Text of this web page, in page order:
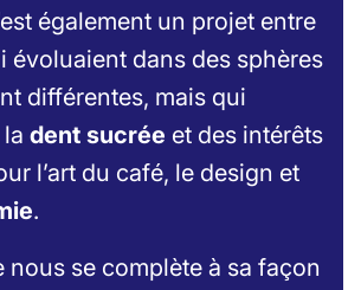
également un projet entre
évoluaient dans des sphères
différentes, mais qui
dent sucrée et des intérêts
l’art du café, le design et
.
nous se complète à sa façon